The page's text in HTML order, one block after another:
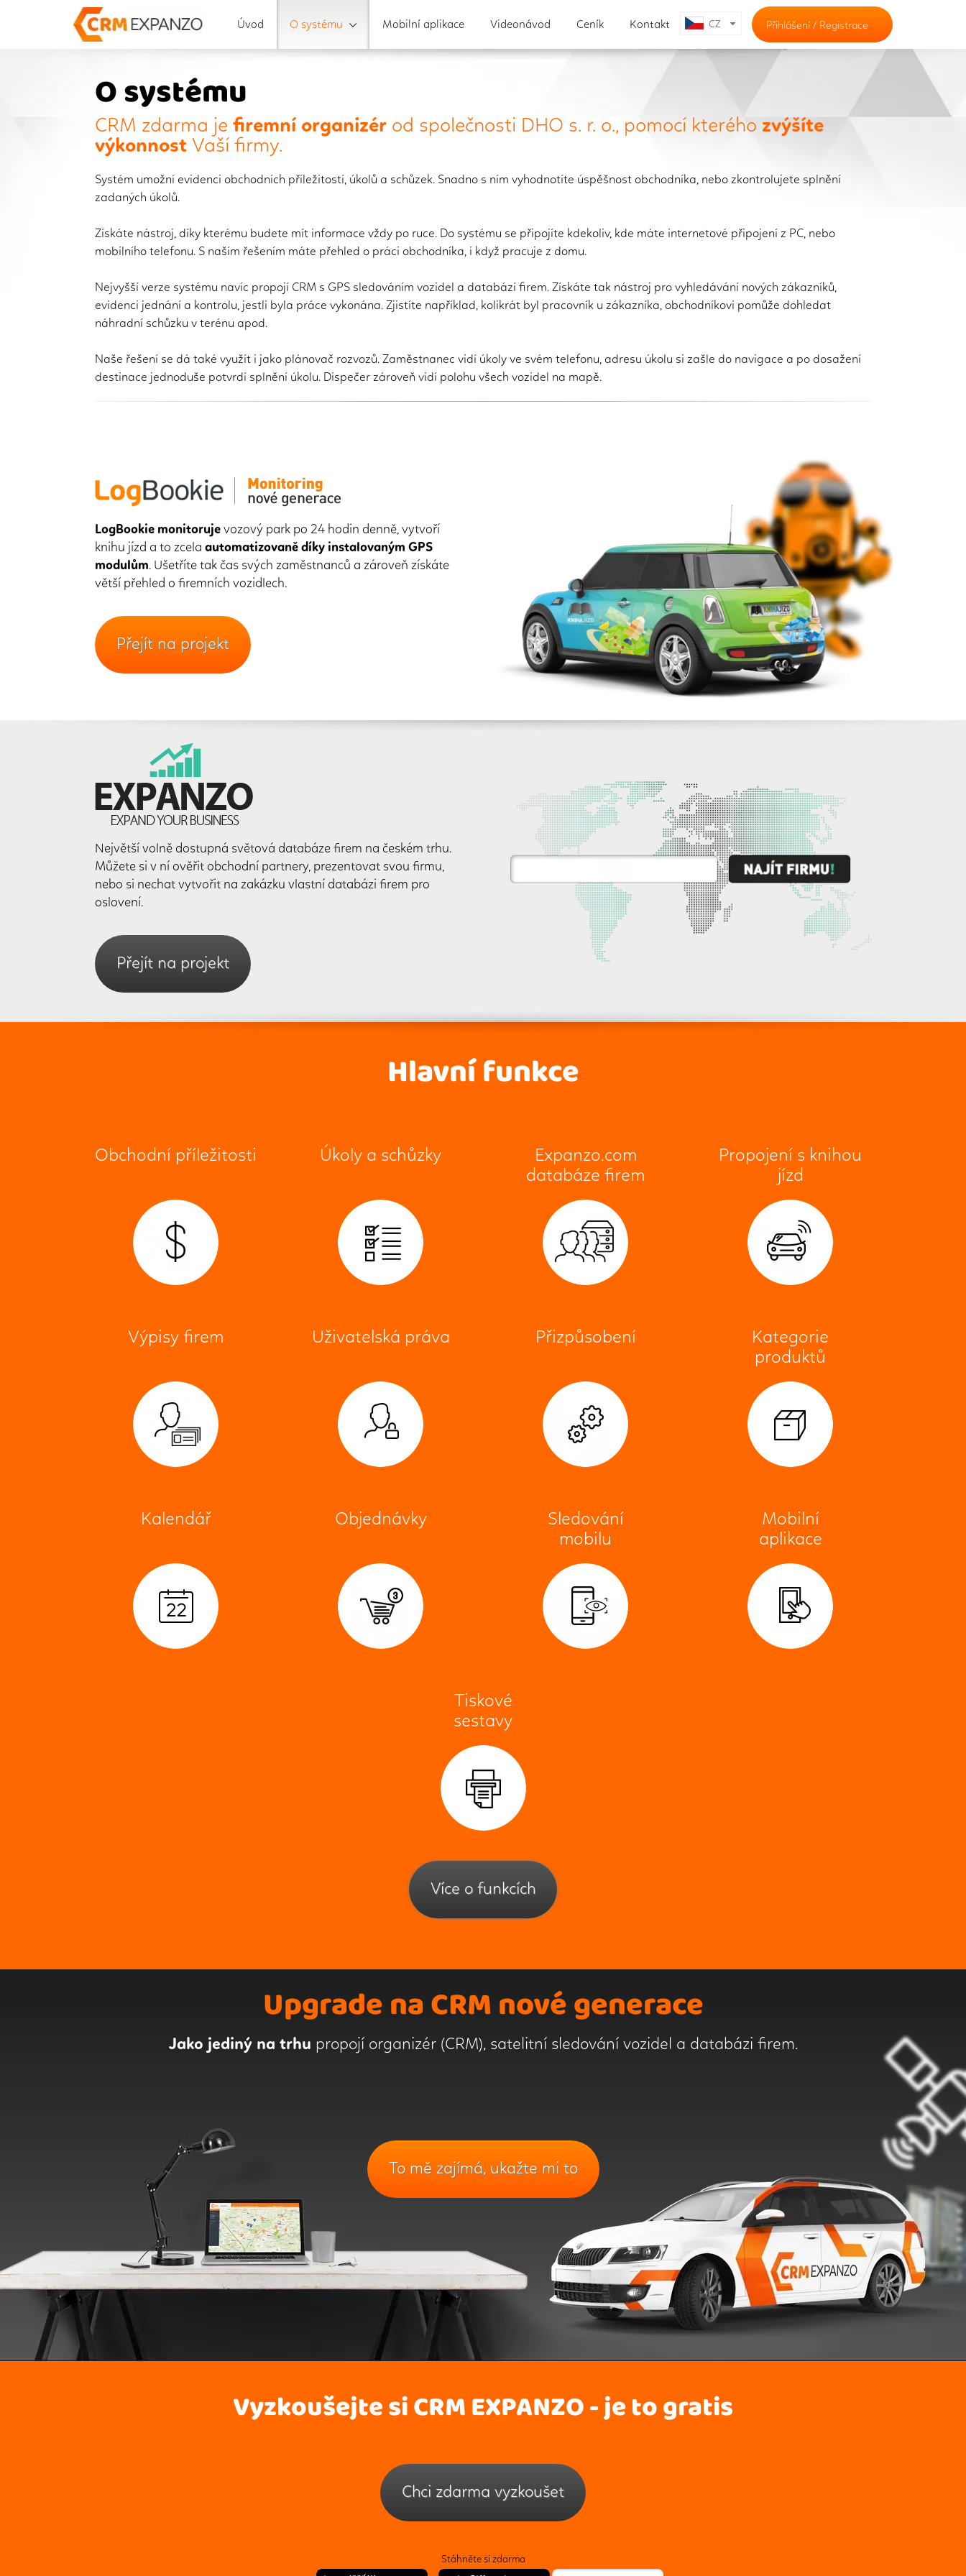
Úvod O systému Mobilní aplikace Videonávod Ceník Kontakt CZ Přihlášení / Registrace
O systému
CRM zdarma je firemní organizér od společnosti DHO s. r. o., pomocí kterého zvýšíte
výkonnost Vaší firmy.
Systém umožní evidenci obchodních příležitostí, úkolů a schůzek. Snadno s ním vyhodnotíte úspěšnost obchodníka, nebo zkontrolujete splnění
zadaných úkolů.
Získáte nástroj, díky kterému budete mít informace vždy po ruce. Do systému se připojíte kdekoliv, kde máte internetové připojení z PC, nebo
mobilního telefonu. S naším řešením máte přehled o práci obchodníka, i když pracuje z domu.
Nejvyšší verze systému navíc propojí CRM s GPS sledováním vozidel a databází firem. Získáte tak nástroj pro vyhledávání nových zákazníků,
evidenci jednání a kontrolu, jestli byla práce vykonána. Zjistíte například, kolikrát byl pracovník u zákazníka, obchodníkovi pomůže dohledat
náhradní schůzku v terénu apod.
Naše řešení se dá také využít i jako plánovač rozvozů. Zaměstnanec vidí úkoly ve svém telefonu, adresu úkolu si zašle do navigace a po dosažení
destinace jednoduše potvrdí splnění úkolu. Dispečer zároveň vidí polohu všech vozidel na mapě.
LogBookie monitoruje vozový park po 24 hodin denně, vytvoří
knihu jízd a to zcela automatizovaně díky instalovaným GPS
modulům. Ušetříte tak čas svých zaměstnanců a zároveň získáte
větší přehled o firemních vozidlech.
Přejít na projekt
Největší volně dostupná světová databáze firem na českém trhu.
Můžete si v ní ověřit obchodní partnery, prezentovat svou firmu,
nebo si nechat vytvořit na zakázku vlastní databázi firem pro
oslovení.
Přejít na projekt
Hlavní funkce
Obchodní příležitosti Úkoly a schůzky
Expanzo.com
databáze firem
Propojení s knihou
jízd
Výpisy firem Uživatelská práva Přizpůsobení
Kategorie
produktů
Kalendář Objednávky
Sledování
mobilu
Mobilní
aplikace
Tiskové
sestavy
Více o funkcích
Upgrade na CRM nové generace
Jako jediný na trhu propojí organizér (CRM), satelitní sledování vozidel a databázi firem.
To mě zajímá, ukažte mi to
Vyzkoušejte si CRM EXPANZO - je to gratis
Chci zdarma vyzkoušet
Stáhněte si zdarma